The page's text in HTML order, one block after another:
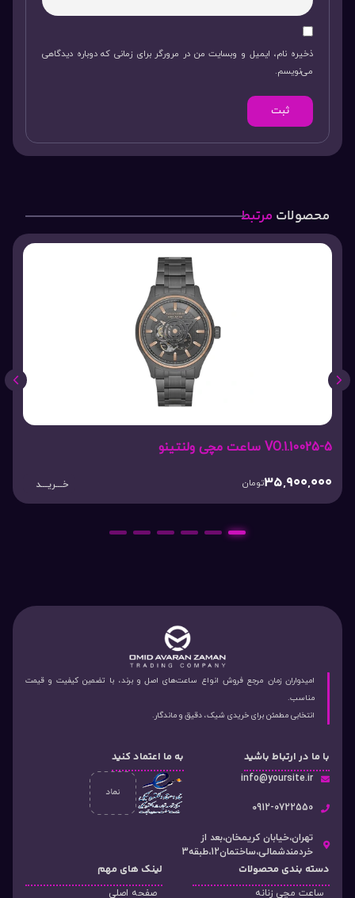
ذخیره نام، ایمیل و وبسایت من در مرورگر برای زمانی که دوباره دیدگاهی
می‌نویسم.
محصولات مرتبط
VO.1.10025-5 ساعت مچی ولنتینو
35,900,000تومان خـــریـــد
1
2
3
4
5
امیدواران زمان مرجع فروش انواع ساعت‌های اصل و برند، با تضمین کیفیت و قیمت
مناسب.
انتخابی مطمئن برای خریدی شیک، دقیق و ماندگار.
با ما در ارتباط باشید
info@yoursite.ir
۰912-0722550
تهران،خیابان کریمخان،بعد از
خردمندشمالی،ساختمان12،طبقه3
به ما اعتماد کنید
دسته‌ بندی محصولات
ساعت مچی زنانه
لینک های مهم
صفحه اصلی